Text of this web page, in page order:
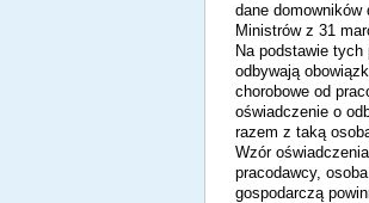
dane
Ministrów z 31
Na podstawie
odbywają
chorobowe od
oświadczenie o
razem z taką
Wzór
pracodawcy,
gospodarczą